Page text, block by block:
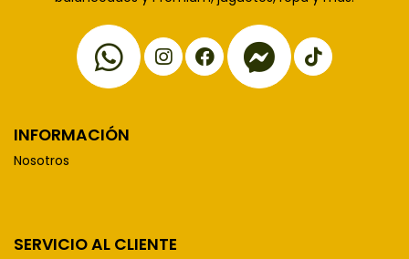
INFORMACIÓN
Nosotros
SERVICIO AL CLIENTE